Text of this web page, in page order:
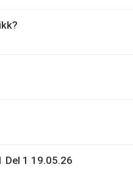
Del 1 19.05.26